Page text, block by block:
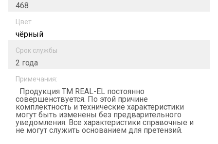
468
Цвет
чёрный
Срок службы
2 года
Примечания:
Продукция ТМ REAL-EL постоянно
совершенствуется. По этой причине
комплектность и технические характеристики
могут быть изменены без предварительного
уведомления. Все характеристики справочные и
не могут служить основанием для претензий.